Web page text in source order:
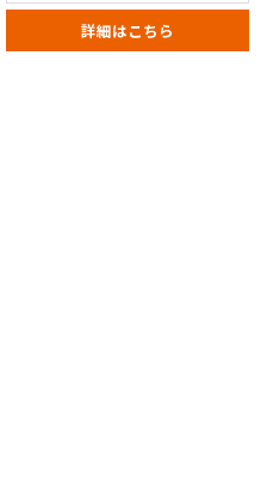
詳細はこちら